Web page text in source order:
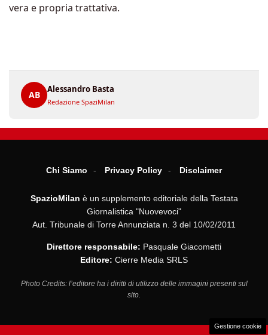
vera e propria trattativa.
AB
Alessandro Basta
Redazione SpaziMilan
Chi Siamo Privacy Policy Disclaimer
SpazioMilan è un supplemento editoriale della Testata
Giornalistica "Nuovevoci"
Aut. Tribunale di Torre Annunziata n. 3 del 10/02/2011
Direttore responsabile: Pasquale Giacometti
Editore: Cierre Media SRLS
Photo Credits: l’editore ha i diritti di utilizzo delle immagini presenti sul
sito.
Gestione cookie